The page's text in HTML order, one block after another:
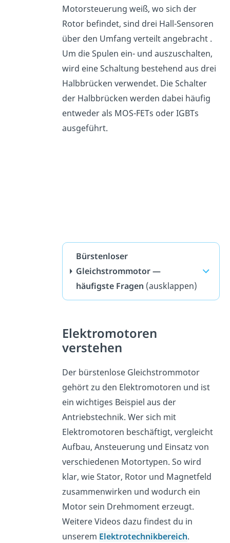
Motorsteuerung weiß, wo sich der
Rotor befindet, sind drei Hall-Sensoren
über den Umfang verteilt angebracht .
Um die Spulen ein- und auszuschalten,
wird eine Schaltung bestehend aus drei
Halbbrücken verwendet. Die Schalter
der Halbbrücken werden dabei häufig
entweder als MOS-FETs oder IGBTs
ausgeführt.
Bürstenloser
Gleichstrommotor —
häufigste Fragen (ausklappen)
Elektromotoren
verstehen
Der bürstenlose Gleichstrommotor
gehört zu den Elektromotoren und ist
ein wichtiges Beispiel aus der
Antriebstechnik. Wer sich mit
Elektromotoren beschäftigt, vergleicht
Aufbau, Ansteuerung und Einsatz von
verschiedenen Motortypen. So wird
klar, wie Stator, Rotor und Magnetfeld
zusammenwirken und wodurch ein
Motor sein Drehmoment erzeugt.
Weitere Videos dazu findest du in
unserem Elektrotechnikbereich.